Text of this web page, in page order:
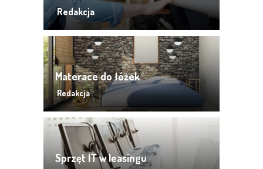
Redakcja
Materace do łóżek
Redakcja
Sprzęt IT w leasingu